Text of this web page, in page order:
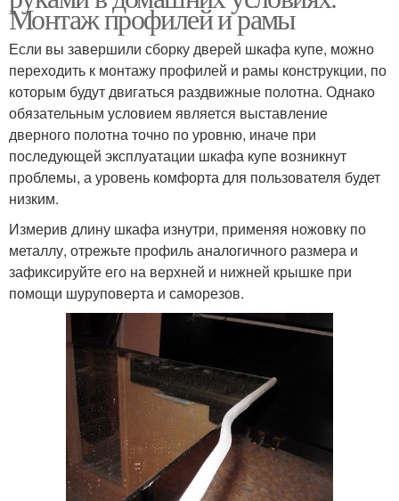
Монтаж профилей и рамы
Если вы завершили сборку дверей шкафа купе, можно
переходить к монтажу профилей и рамы конструкции, по
которым будут двигаться раздвижные полотна. Однако
обязательным условием является выставление
дверного полотна точно по уровню, иначе при
последующей эксплуатации шкафа купе возникнут
проблемы, а уровень комфорта для пользователя будет
низким.
Измерив длину шкафа изнутри, применяя ножовку по
металлу, отрежьте профиль аналогичного размера и
зафиксируйте его на верхней и нижней крышке при
помощи шуруповерта и саморезов.